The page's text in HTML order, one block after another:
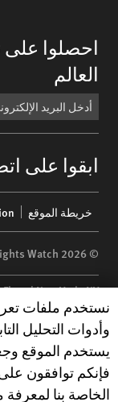
احصلوا
العالم
ابقوا على
menu
خريطة الموقع
© 2026 Human Rights Watch
| New York,NY
|t 1.212.290.4700
in the US
EIN: 13-2875808
preferences
نستخدم ملفات
وأدوات التحليل
يستخدم الموقع
فإنكم توافقون
الخاصة بنا